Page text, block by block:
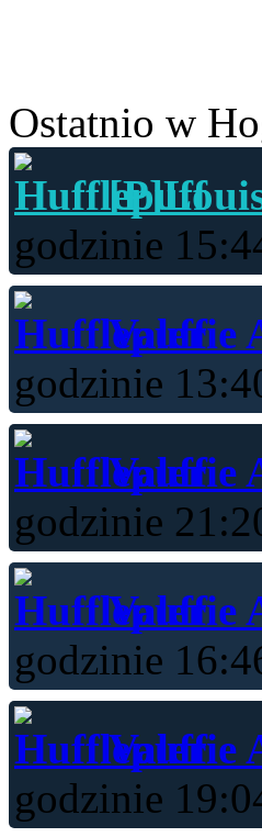
Ostatnio w
godzinie
Valerie
godzinie
Valerie
godzinie
Valerie
godzinie
Valerie
godzinie